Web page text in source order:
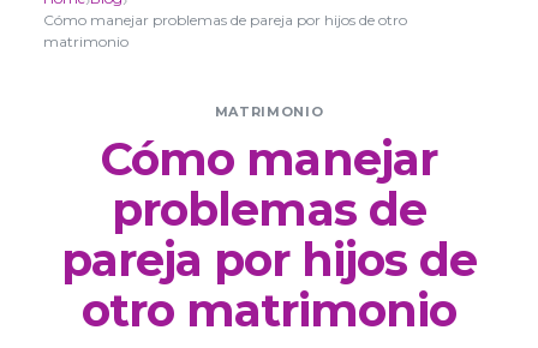
Cómo manejar problemas de pareja por hijos de otro
matrimonio
MATRIMONIO
Cómo manejar
problemas de
pareja por hijos de
otro matrimonio